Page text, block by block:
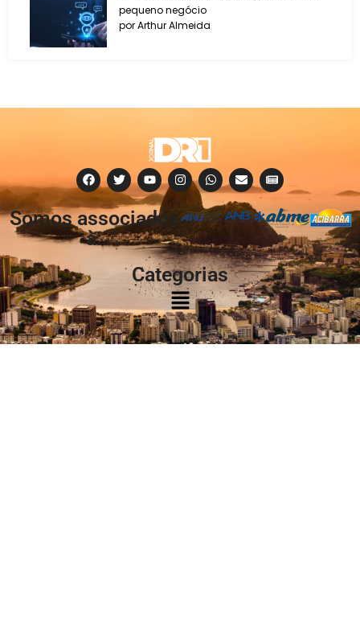
pequeno negócio
por Arthur Almeida
Somos associados
à:
Categorias